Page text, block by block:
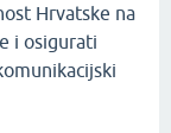
Hrvatske na
i osigurati